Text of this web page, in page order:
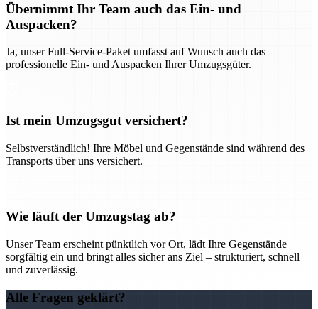
Übernimmt Ihr Team auch das Ein- und
Auspacken?
Ja, unser Full-Service-Paket umfasst auf Wunsch auch das
professionelle Ein- und Auspacken Ihrer Umzugsgüter.
Ist mein Umzugsgut versichert?
Selbstverständlich! Ihre Möbel und Gegenstände sind während des
Transports über uns versichert.
Wie läuft der Umzugstag ab?
Unser Team erscheint pünktlich vor Ort, lädt Ihre Gegenstände
sorgfältig ein und bringt alles sicher ans Ziel – strukturiert, schnell
und zuverlässig.
Alle Fragen geklärt?